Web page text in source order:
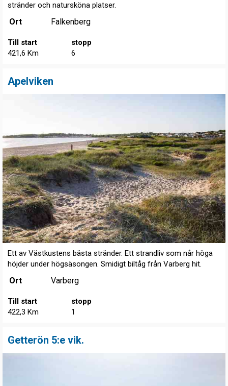
stränder och natursköna platser.
Ort Falkenberg
Till start
421,6 Km
stopp
6
Apelviken
Ett av Västkustens bästa stränder. Ett strandliv som når höga
höjder under högsäsongen. Smidigt biltåg från Varberg hit.
Ort Varberg
Till start
422,3 Km
stopp
1
Getterön 5:e vik.